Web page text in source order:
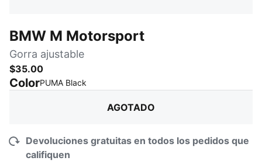
BMW M Motorsport
Gorra ajustable
$35.00
ColorPUMA Black
AGOTADO
Devoluciones gratuitas en todos los pedidos que
califiquen